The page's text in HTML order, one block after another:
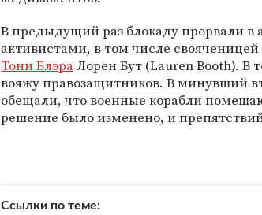
В предыдущий раз блокаду прорвали в
активистами, в том числе
Тони БлэраЛорен Бут (Lauren Booth). В
вояжу правозащитников. В минувший
обещали, что военные корабли
решение было изменено, и
Ссылки по теме